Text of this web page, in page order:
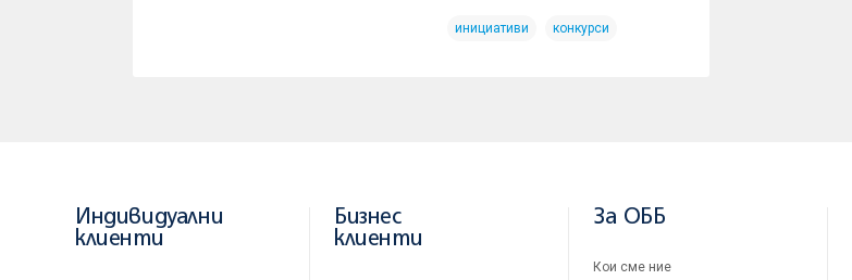
инициативи конкурси
Индивидуални
клиенти
Бизнес
клиенти
За ОББ
Кои сме ние